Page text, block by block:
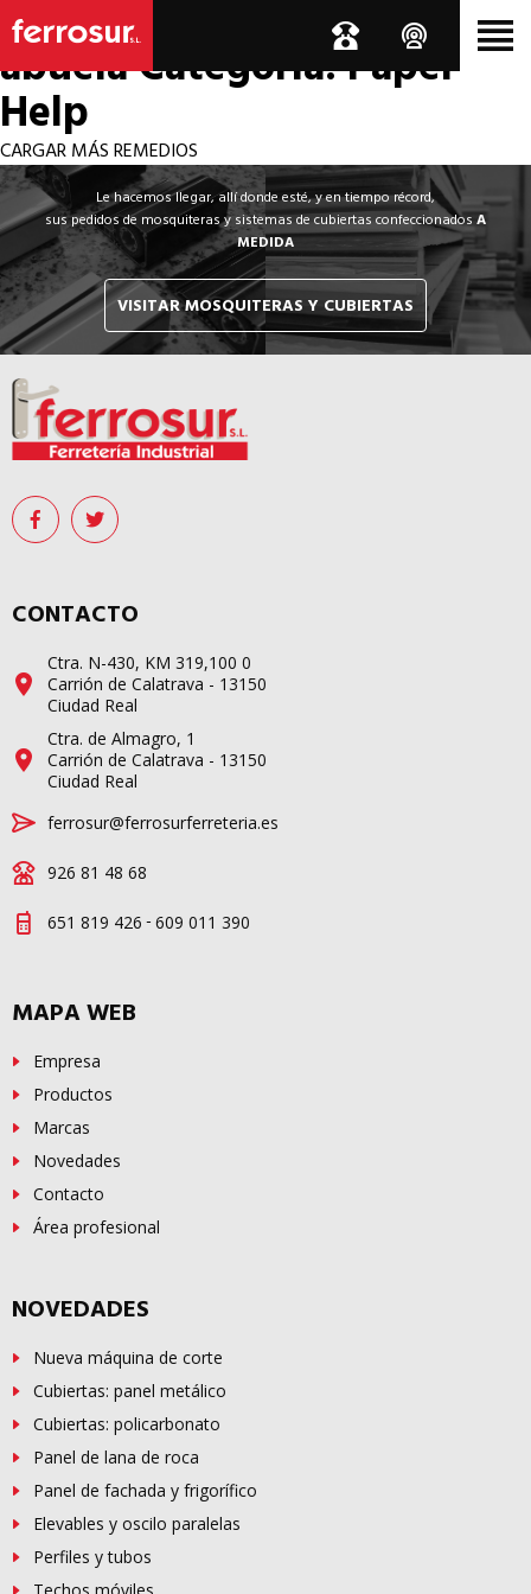
Los por si acaso de la
abuelaCategoría: Paper
Help
CARGAR MÁS REMEDIOS
Le hacemos llegar, allí donde esté, y en tiempo récord,
sus pedidos de mosquiteras y sistemas de cubiertas confeccionadosA
MEDIDA
VISITAR MOSQUITERAS Y CUBIERTAS
CONTACTO
Ctra. N-430, KM 319,100 0
Carrión de Calatrava - 13150
Ciudad Real
Ctra. de Almagro, 1
Carrión de Calatrava - 13150
Ciudad Real
ferrosur@ferrosurferreteria.es
926 81 48 68
651 819 426 - 609 011 390
MAPA WEB
Empresa
Productos
Marcas
Novedades
Contacto
Área profesional
NOVEDADES
Nueva máquina de corte
Cubiertas: panel metálico
Cubiertas: policarbonato
Panel de lana de roca
Panel de fachada y frigorífico
Elevables y oscilo paralelas
Perfiles y tubos